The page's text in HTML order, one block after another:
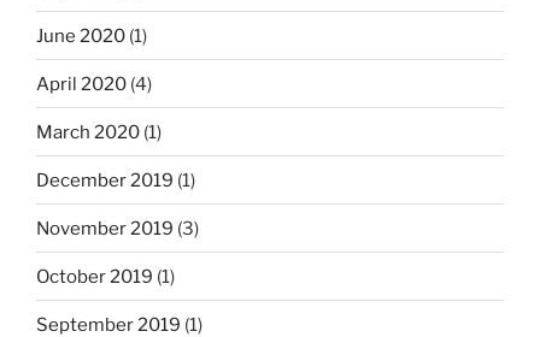
June 2020 (1)
April 2020 (4)
March 2020 (1)
December 2019 (1)
November 2019 (3)
October 2019 (1)
September 2019 (1)